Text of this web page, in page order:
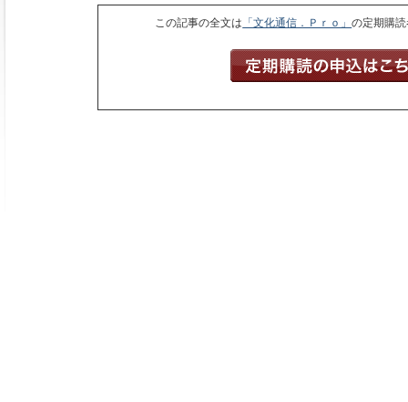
この記事の全文は 「文化通信．Ｐｒｏ」の定期購